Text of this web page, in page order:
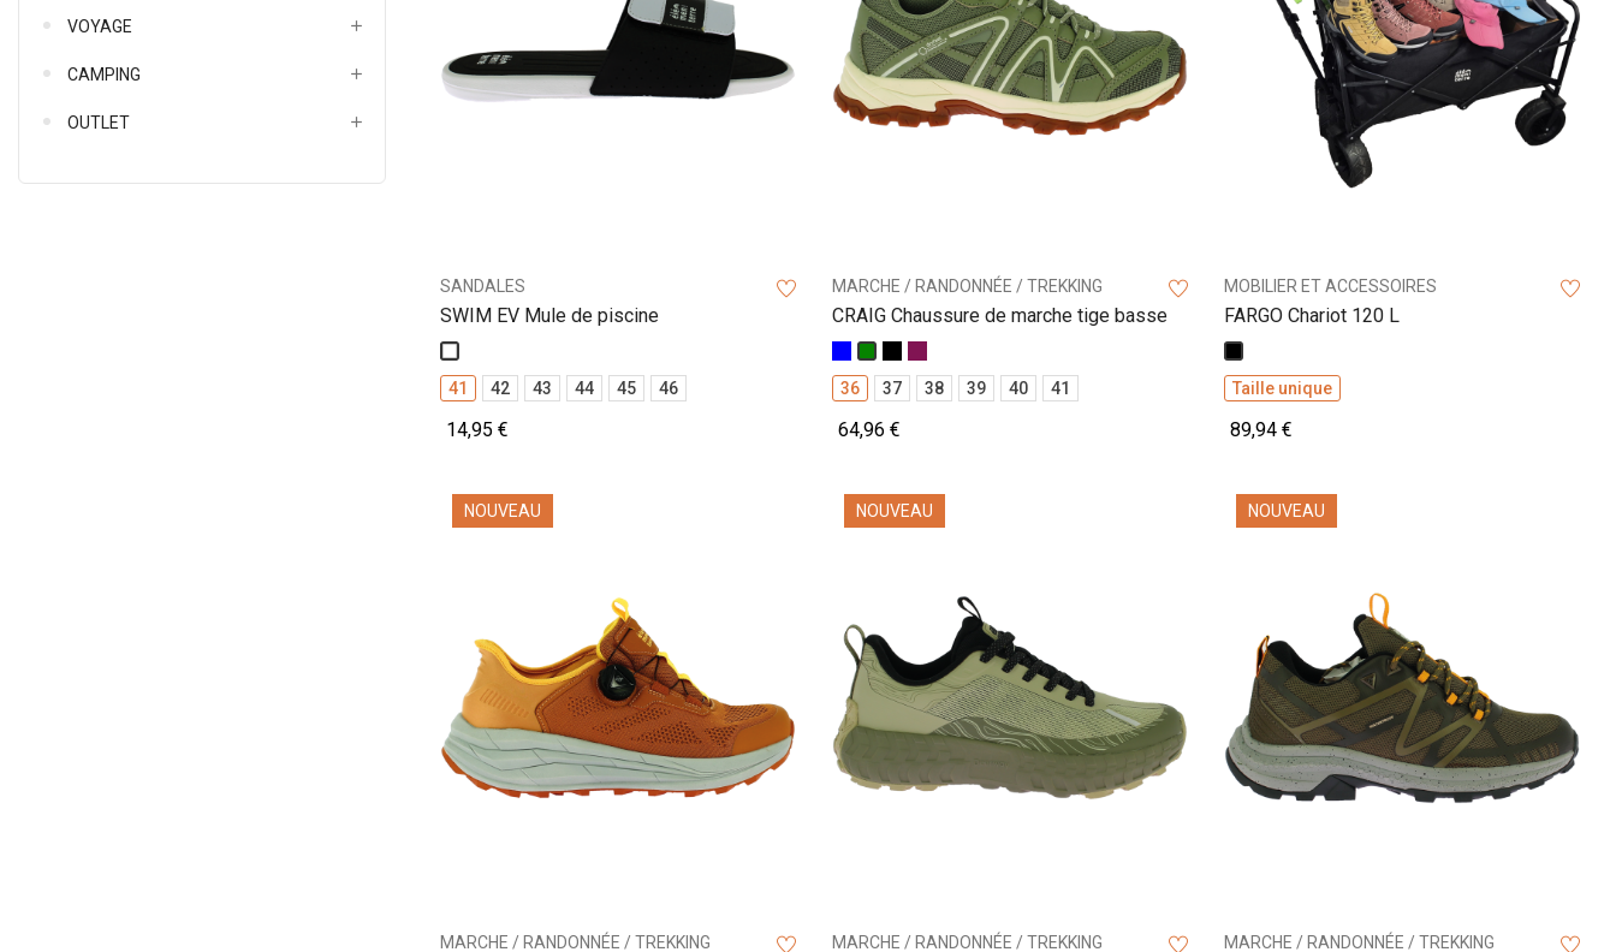
VOYAGE
CAMPING
OUTLET
SANDALES
SWIM EV Mule de piscine
Blanc
41
42 43 44 45 46
14,95 €
MARCHE / RANDONNÉE / TREKKING
CRAIG Chaussure de marche tige basse
Bleu
36 37 38 39 40 41
64,96 €
MOBILIER ET ACCESSOIRES
FARGO Chariot 120 L
Taille unique
89,94 €
NOUVEAU
MARCHE / RANDONNÉE / TREKKING
NOUVEAU
MARCHE / RANDONNÉE / TREKKING
NOUVEAU
MARCHE / RANDONNÉE / TREKKING